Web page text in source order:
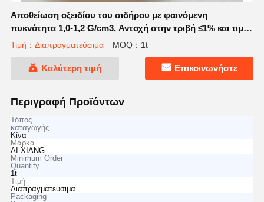
Αποθείωση οξειδίου του σιδήρου με φαινόμενη
πυκνότητα 1,0-1,2 G/cm3, Αντοχή στην τριβή ≤1% και τιμή
pH 6-9 για αποτελεσματική απομάκρυνση H2S
Τιμή：Διαπραγματεύσιμα MOQ：1t
Καλύτερη τιμή Επικοινωνήστε
Περιγραφή Προϊόντων
Τόπος
καταγωγής
Κίνα
Μάρκα
AI XIANG
Minimum Order
Quantity
1t
Τιμή
Διαπραγματεύσιμα
Packaging